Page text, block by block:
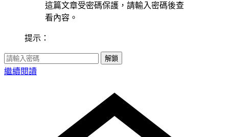
這篇文章受密碼保護，請輸入密碼後查
看內容。
提示：
解鎖
繼續閱讀